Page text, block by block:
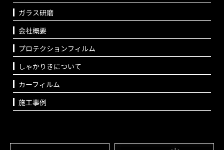
ガラス研磨
会社概要
プロテクションフィルム
しゃかりきについて
カーフィルム
施工事例